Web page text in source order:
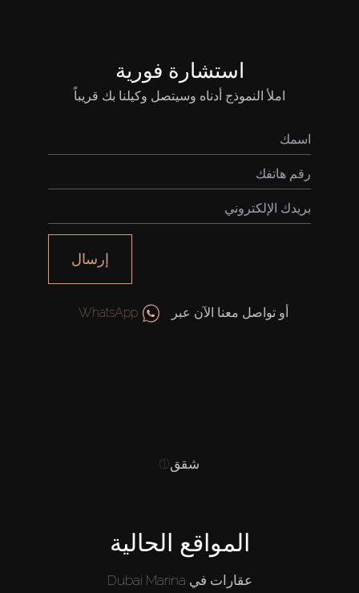
استشارة فورية
املأ النموذج أدناه وسيتصل وكيلنا بك قريباً
إرسال
أو تواصل معنا الآن عبر WhatsApp
شقق(1)
المواقع الحالية
عقارات في Dubai Marina